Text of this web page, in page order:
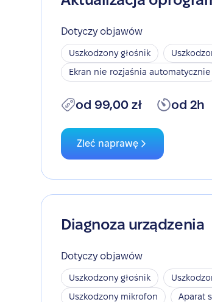
Dotyczy objawów
Uszkodzony głośnik
Ekran nie rozjaśnia automatycznie
od 99,00 zł od 2h
Zleć naprawę
Diagnoza urządzenia
Dotyczy objawów
Uszkodzony głośnik
Uszkodzony mikrofon
Aparat